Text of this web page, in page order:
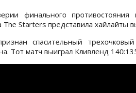
финального
The Starters представила хайлайты
спасительный
Тот матч выиграл Кливленд